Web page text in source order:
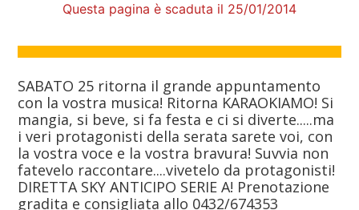
Questa pagina è scaduta il 25/01/2014
SABATO 25 ritorna il grande appuntamento
con la vostra musica! Ritorna KARAOKIAMO! Si
mangia, si beve, si fa festa e ci si diverte.....ma
i veri protagonisti della serata sarete voi, con
la vostra voce e la vostra bravura! Suvvia non
fatevelo raccontare....vivetelo da protagonisti!
DIRETTA SKY ANTICIPO SERIE A! Prenotazione
gradita e consigliata allo 0432/674353